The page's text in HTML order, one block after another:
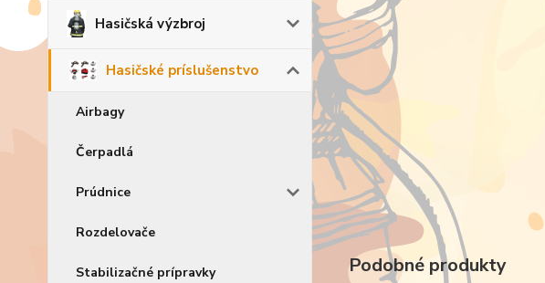
Hasičská výzbroj
Hasičské príslušenstvo
Airbagy
Čerpadlá
Prúdnice
Rozdelovače
Stabilizačné prípravky Podobné produkty